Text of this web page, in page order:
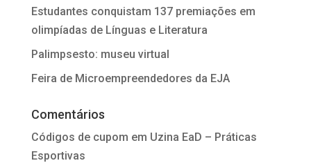
Estudantes conquistam 137 premiações em
olimpíadas de Línguas e Literatura
Palimpsesto: museu virtual
Feira de Microempreendedores da EJA
Comentários
Códigos de cupom em Uzina EaD – Práticas
Esportivas